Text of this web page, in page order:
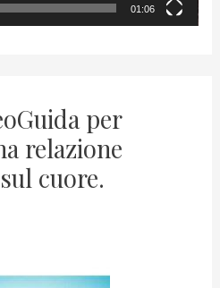
01:06
per
relazione
cuore.